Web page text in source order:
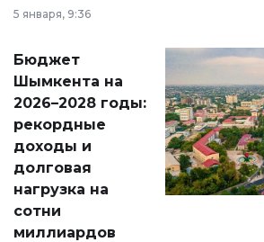
принести
народу
Венесуэлы.
5 января, 9:36
Бюджет
Шымкента на
2026–2028 годы:
рекордные
доходы и
долговая
нагрузка на
сотни
миллиардов